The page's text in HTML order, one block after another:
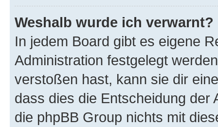
Weshalb wurde ich verwarnt?
In jedem Board gibt es eigene
Administration festgelegt
verstoßen hast, kann sie dir
dass dies die Entscheidung der
die phpBB Group nichts mit